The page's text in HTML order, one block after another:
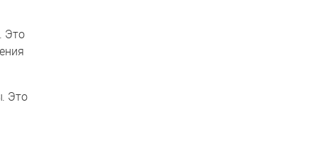
Это
Это